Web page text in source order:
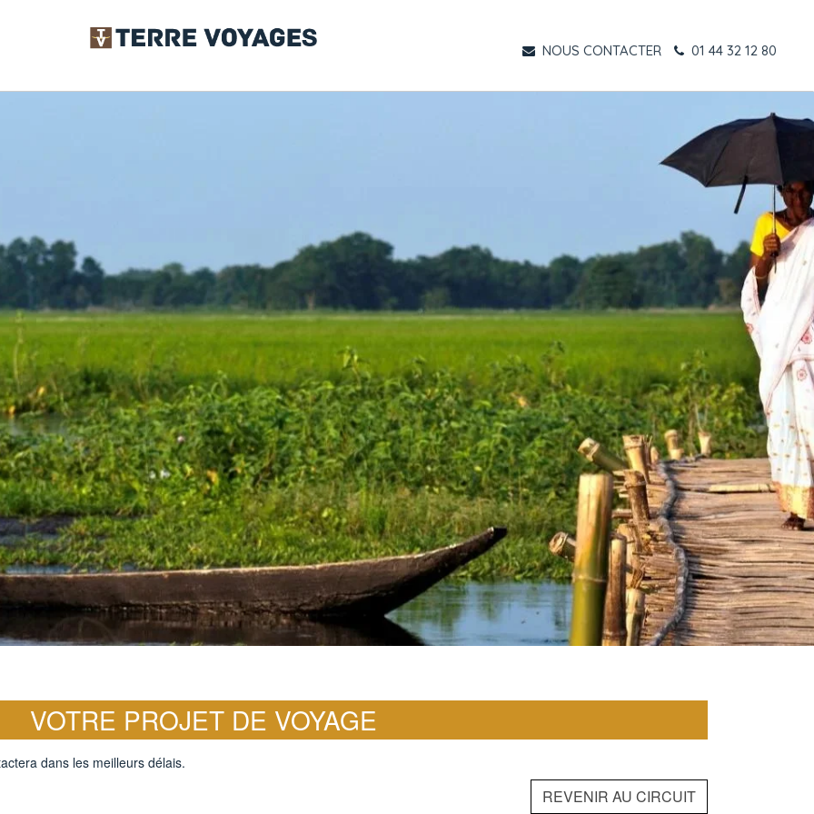
NOUS CONTACTER 01 44 32 12 80
VOTRE PROJET DE VOYAGE
dans les meilleurs délais.
REVENIR AU CIRCUIT